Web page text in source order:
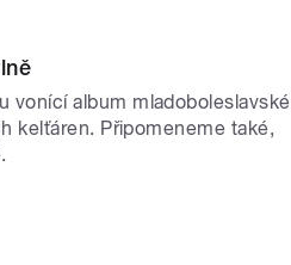
vonící album mladoboleslavské
kelťáren. Připomeneme také,